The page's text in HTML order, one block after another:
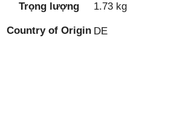
Trọng lượng 1.73 kg
Country of Origin DE